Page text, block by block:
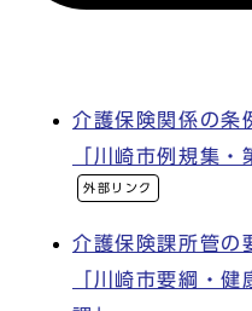
介護保険関係の条
「川崎市例規集
外部リンク
介護保険課所管の
「川崎市要綱・